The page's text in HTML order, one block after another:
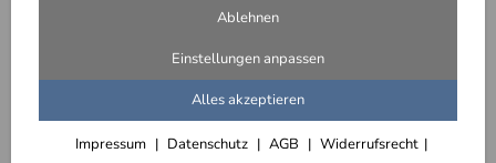
Ablehnen
Einstellungen anpassen
Alles akzeptieren
Impressum Datenschutz AGB
Widerrufsrecht